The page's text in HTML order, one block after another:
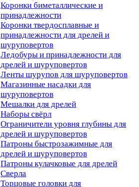
Коронки биметаллические и
принадлежности
Коронки твердосплавные и
принадлежности для дрелей и
шуруповертов
Ледобуры и принадлежности для
дрелей и шуруповертов
Ленты шурупов для шуруповертов
Магазинные насадки для
шуруповертов
Мешалки для дрелей
Наборы свёрл
Ограничители уровня глубины для
дрелей и шуруповертов
Патроны быстрозажимные для
дрелей и шуруповертов
Патроны кулачковые для дрелей
Сверла
Торцовые головки для